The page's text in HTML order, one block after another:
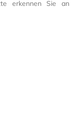
erkennen Sie an